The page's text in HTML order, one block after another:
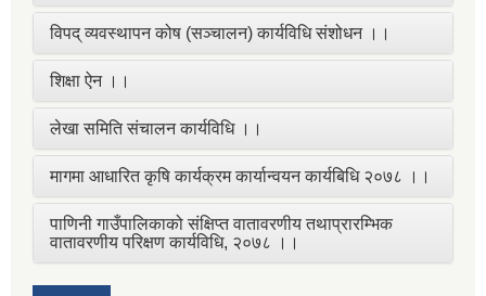
विपद् व्यवस्थापन कोष (सञ्चालन) कार्यविधि संशोधन ।।
शिक्षा ऐन ।।
लेखा समिति संचालन कार्यविधि ।।
मागमा आधारित कृषि कार्यक्रम कार्यान्वयन कार्यबिधि २०७८ ।।
पाणिनी गाउँपालिकाको संक्षिप्त वातावरणीय तथाप्रारम्भिक
वातावरणीय परिक्षण कार्यविधि, २०७८ ।।